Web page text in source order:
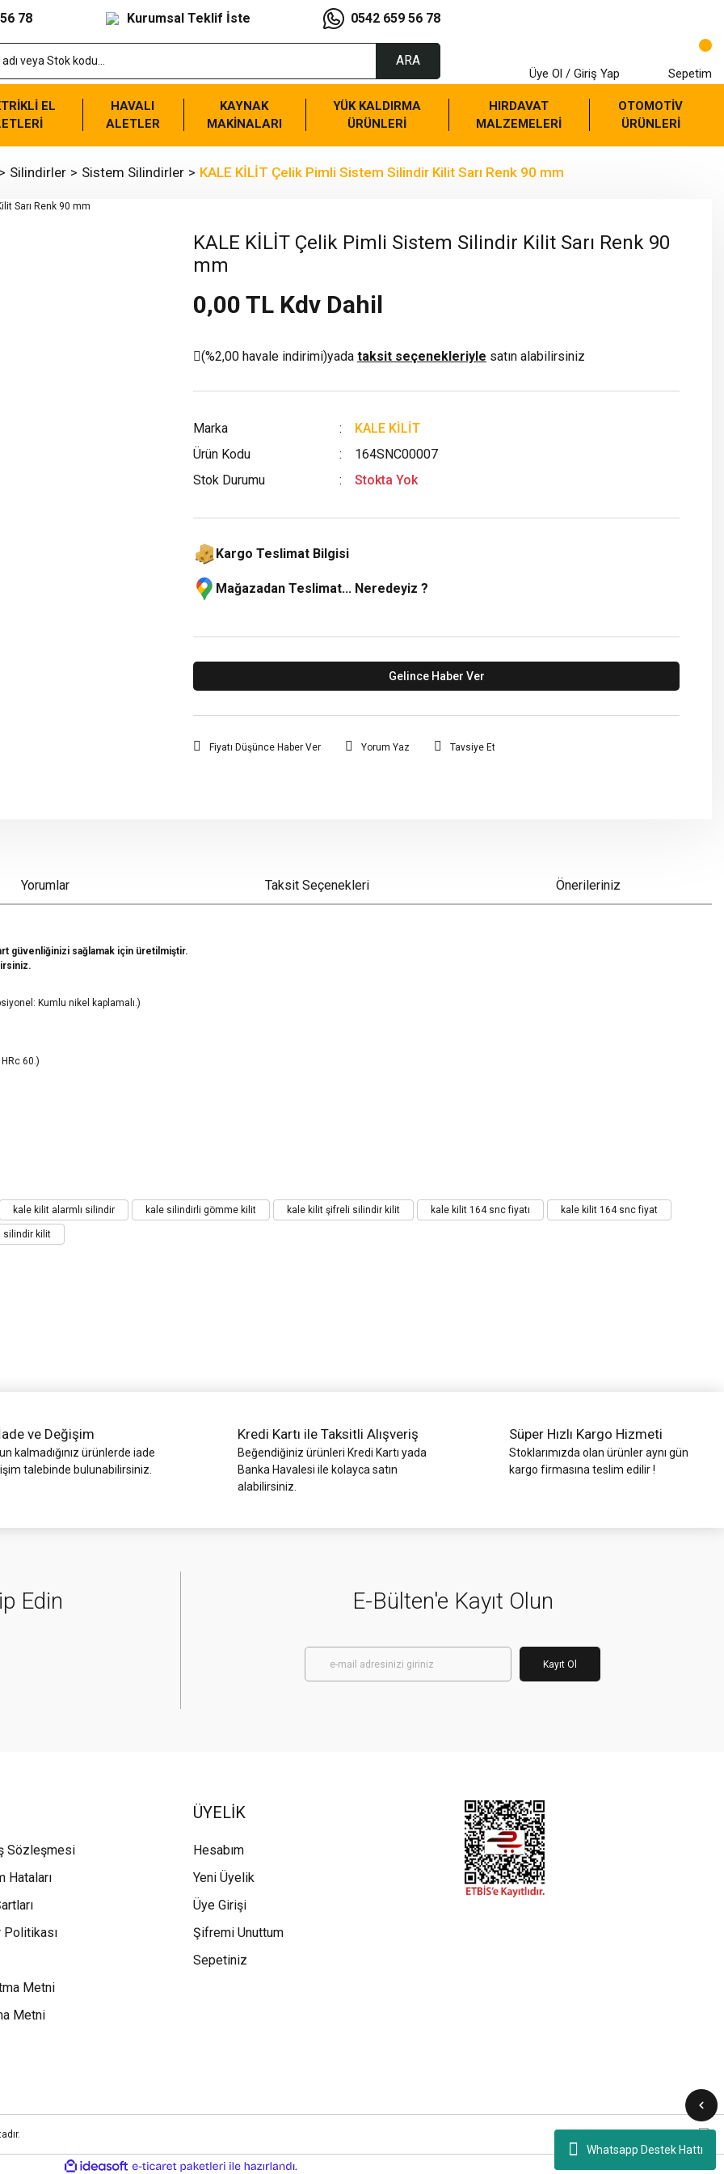
Whatsapp Destek Hattı
78 Kurumsal Teklif İste 0542 659 56 78
ARA
Üye Ol / Giriş Yap Sepetim
EL
HAVALI
ALETLER
KAYNAK
MAKİNALARI
YÜK KALDIRMA
ÜRÜNLERİ
HIRDAVAT
MALZEMELERİ
OTOMOTİV
ÜRÜNLERİ
Silindirler Sistem Silindirler KALE KİLİT Çelik Pimli Sistem Silindir Kilit Sarı Renk 90 mm
KALE KİLİT Çelik Pimli Sistem Silindir Kilit Sarı Renk 90
mm
0,00 TL Kdv Dahil
(%2,00 havale indirimi)yada taksit seçenekleriyle satın alabilirsiniz
Marka
KALE KİLİT
Ürün Kodu
164SNC00007
Stok Durumu
Stokta Yok
Kargo Teslimat Bilgisi
Mağazadan Teslimat... Neredeyiz ?
Gelince Haber Ver
Fiyatı Düşünce Haber Ver Yorum Yaz Tavsiye Et
Yorumlar Taksit Seçenekleri Önerileriniz
güvenliğinizi sağlamak için üretilmiştir.
Kumlu nikel kaplamalı.)
60.)
Bu ürüne ilk yorumu siz yapın!
kale kilit alarmlı silindir kale silindirli gömme kilit kale kilit şifreli silindir kilit kale kilit 164 snc fiyatı kale kilit 164 snc fiyat
silindir kilit
ve Değişim
kalmadığınız ürünlerde iade
talebinde bulunabilirsiniz.
Kredi Kartı ile Taksitli Alışveriş
Beğendiğiniz ürünleri Kredi Kartı yada
Banka Havalesi ile kolayca satın
alabilirsiniz.
Süper Hızlı Kargo Hizmeti
Stoklarımızda olan ürünler aynı gün
kargo firmasına teslim edilir !
Edin E-Bülten'e Kayıt Olun
Kayıt Ol
Sözleşmesi
Hataları
Metni
Metni
ÜYELİK
Hesabım
Yeni Üyelik
Üye Girişi
Şifremi Unuttum
Sepetiniz
ideasoft e-